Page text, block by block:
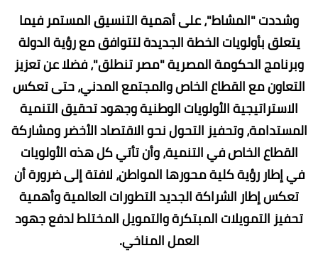
وشددت "المشاط"، على أهمية التنسيق المستمر فيما
يتعلق بأولويات الخطة الجديدة لتتوافق مع رؤية الدولة
وبرنامج الحكومة المصرية "مصر تنطلق"، فضلا عن تعزيز
التعاون مع القطاع الخاص والمجتمع المدني، حتى تعكس
الاستراتيجية الأولويات الوطنية وجهود تحقيق التنمية
المستدامة، وتحفيز التحول نحو الاقتصاد الأخضر ومشاركة
القطاع الخاص في التنمية، وأن تأتي كل هذه الأولويات
في إطار رؤية كلية محورها المواطن، لافتة إلى ضرورة أن
تعكس إطار الشراكة الجديد التطورات العالمية وأهمية
تحفيز التمويلات المبتكرة والتمويل المختلط لدفع جهود
العمل المناخي.